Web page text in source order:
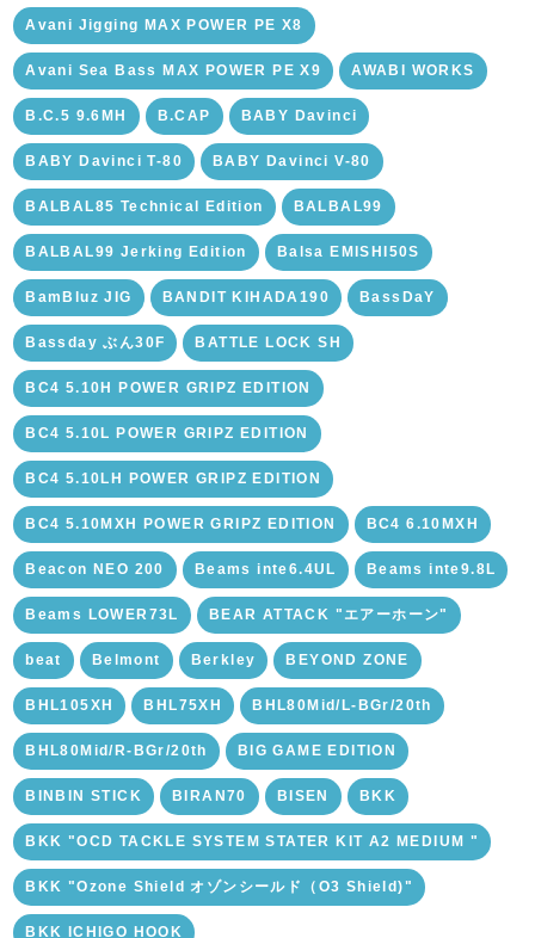
Avani Jigging MAX POWER PE X8
Avani Sea Bass MAX POWER PE X9 AWABI WORKS
B.C.5 9.6MH B.CAP BABY Davinci
BABY Davinci T-80 BABY Davinci V-80
BALBAL85 Technical Edition BALBAL99
BALBAL99 Jerking Edition Balsa EMISHI50S
BamBluz JIG BANDIT KIHADA190 BassDaY
Bassday ぶん30F BATTLE LOCK SH
BC4 5.10H POWER GRIPZ EDITION
BC4 5.10L POWER GRIPZ EDITION
BC4 5.10LH POWER GRIPZ EDITION
BC4 5.10MXH POWER GRIPZ EDITION BC4 6.10MXH
Beacon NEO 200 Beams inte6.4UL Beams inte9.8L
Beams LOWER73L BEAR ATTACK "エアーホーン"
beat Belmont Berkley BEYOND ZONE
BHL105XH BHL75XH BHL80Mid/L-BGr/20th
BHL80Mid/R-BGr/20th BIG GAME EDITION
BINBIN STICK BIRAN70 BISEN BKK
BKK "OCD TACKLE SYSTEM STATER KIT A2 MEDIUM "
BKK "Ozone Shield オゾンシールド（O3 Shield)"
BKK ICHIGO HOOK